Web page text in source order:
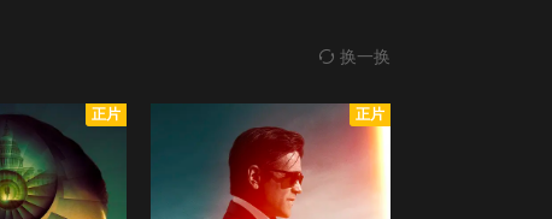
换一换
正片 正片